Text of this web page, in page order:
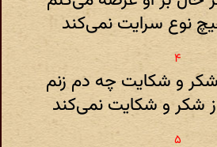
نوع سرایت نمی‌کند
و شکایت چه دم زنم
شکر و شکایت نمی‌کند